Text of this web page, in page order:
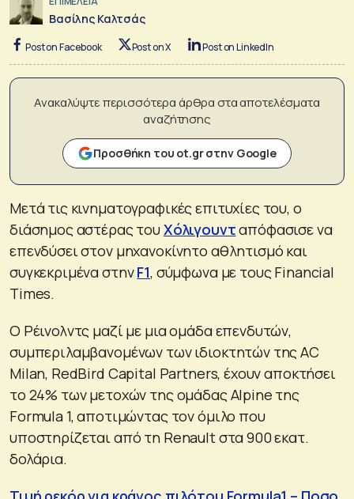
Βασίλης Καλτσάς
Post on Facebook Post on X Post on LinkedIn
Ανακαλύψτε περισσότερα άρθρα στα αποτελέσματα
αναζήτησης
Προσθήκη του ot.gr στην Google
Μετά τις κινηματογραφικές επιτυχίες του, ο
διάσημος αστέρας τουΧόλιγουνταπόφασισε να
επενδύσει στον μηχανοκίνητο αθλητισμό και
συγκεκριμένα στηνF1, σύμφωνα με τους Financial
Times.
Ο Ρέινολντς μαζί με μια ομάδα επενδυτών,
συμπεριλαμβανομένων των ιδιοκτητών της AC
Milan, RedBird Capital Partners, έχουν αποκτήσει
το 24% των μετοχών της ομάδας Alpine της
Formula 1, αποτιμώντας τον όμιλο που
υποστηρίζεται από τη Renault στα 900 εκατ.
δολάρια.